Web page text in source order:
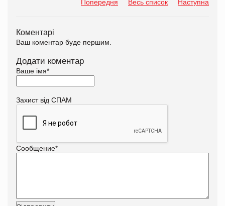
Попередня Весь список Наступна
Коментарі
Ваш коментар буде першим.
Додати коментар
Ваше імя*
Захист від СПАМ
Сообщение*